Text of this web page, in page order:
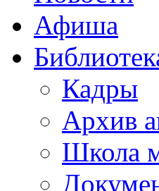
Афиша
Кадры
Архив
Школа